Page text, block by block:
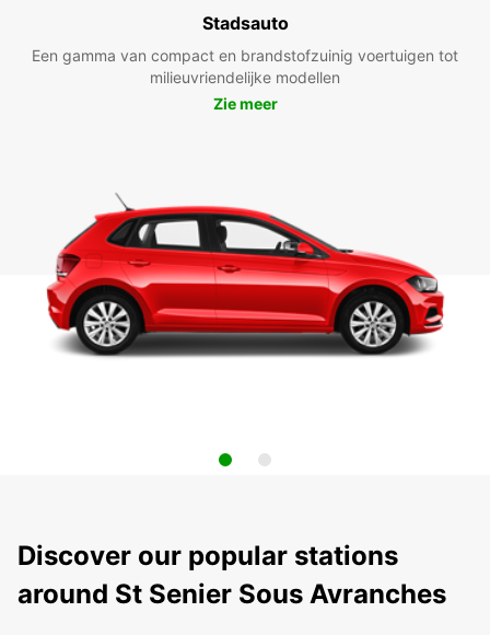
Stadsauto
Een gamma van compact en brandstofzuinig voertuigen tot
milieuvriendelijke modellen
Zie meer
Discover our popular stations
around St Senier Sous Avranches